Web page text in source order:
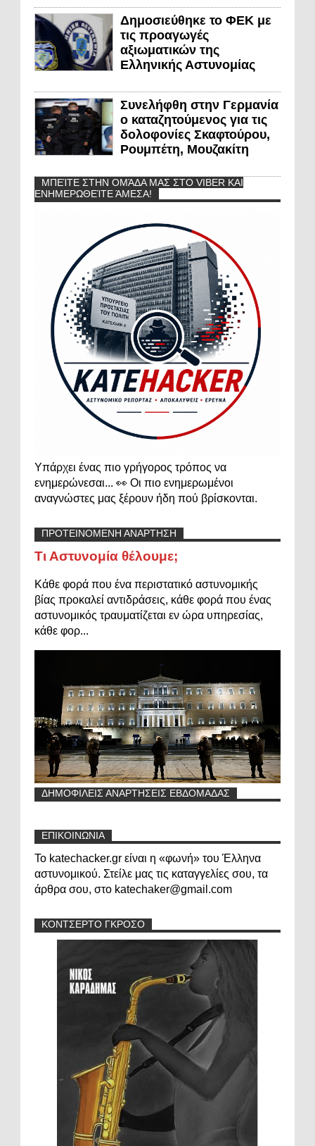
Δημοσιεύθηκε το ΦΕΚ με
τις προαγωγές
αξιωματικών της
Ελληνικής Αστυνομίας
Συνελήφθη στην Γερμανία
ο καταζητούμενος για τις
δολοφονίες Σκαφτούρου,
Ρουμπέτη, Μουζακίτη
ΜΠΕΊΤΕ ΣΤΗΝ ΟΜΆΔΑ ΜΑΣ ΣΤΟ VIBER ΚΑΙ
ΕΝΗΜΕΡΩΘΕΊΤΕ ΆΜΕΣΑ!
Υπάρχει ένας πιο γρήγορος τρόπος να
ενημερώνεσαι... 👀 Οι πιο ενημερωμένοι
αναγνώστες μας ξέρουν ήδη πού βρίσκονται.
ΠΡΟΤΕΙΝΟΜΕΝΗ ΑΝΑΡΤΗΣΗ
Τι Αστυνομία θέλουμε;
Κάθε φορά που ένα περιστατικό αστυνομικής
βίας προκαλεί αντιδράσεις, κάθε φορά που ένας
αστυνομικός τραυματίζεται εν ώρα υπηρεσίας,
κάθε φορ...
ΔΗΜΟΦΙΛΕΙΣ ΑΝΑΡΤΗΣΕΙΣ ΕΒΔΟΜΑΔΑΣ
ΕΠΙΚΟΙΝΩΝΙΑ
Το katechacker.gr είναι η «φωνή» του Έλληνα
αστυνομικού. Στείλε μας τις καταγγελίες σου, τα
άρθρα σου, στο katechaker@gmail.com
ΚΟΝΤΣΕΡΤΟ ΓΚΡΟΣΟ